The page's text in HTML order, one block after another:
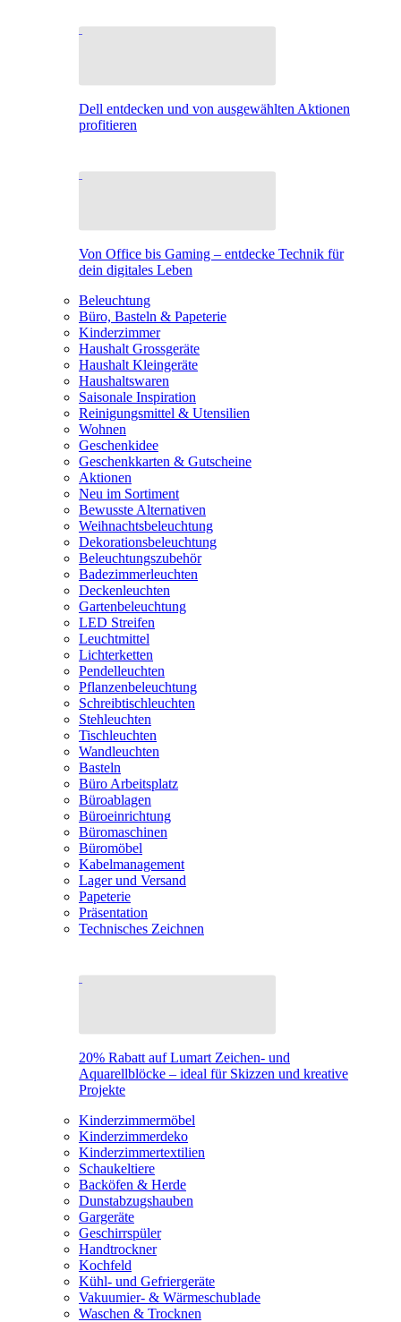
Dell entdecken und von ausgewählten Aktionen
profitieren
Von Office bis Gaming – entdecke Technik für
dein digitales Leben
Beleuchtung
Büro, Basteln & Papeterie
Kinderzimmer
Haushalt Grossgeräte
Haushalt Kleingeräte
Haushaltswaren
Saisonale Inspiration
Reinigungsmittel & Utensilien
Wohnen
Geschenkidee
Geschenkkarten & Gutscheine
Aktionen
Neu im Sortiment
Bewusste Alternativen
Weihnachtsbeleuchtung
Dekorationsbeleuchtung
Beleuchtungszubehör
Badezimmerleuchten
Deckenleuchten
Gartenbeleuchtung
LED Streifen
Leuchtmittel
Lichterketten
Pendelleuchten
Pflanzenbeleuchtung
Schreibtischleuchten
Stehleuchten
Tischleuchten
Wandleuchten
Basteln
Büro Arbeitsplatz
Büroablagen
Büroeinrichtung
Büromaschinen
Büromöbel
Kabelmanagement
Lager und Versand
Papeterie
Präsentation
Technisches Zeichnen
20% Rabatt auf Lumart Zeichen- und
Aquarellblöcke – ideal für Skizzen und kreative
Projekte
Kinderzimmermöbel
Kinderzimmerdeko
Kinderzimmertextilien
Schaukeltiere
Backöfen & Herde
Dunstabzugshauben
Gargeräte
Geschirrspüler
Handtrockner
Kochfeld
Kühl- und Gefriergeräte
Vakuumier- & Wärmeschublade
Waschen & Trocknen